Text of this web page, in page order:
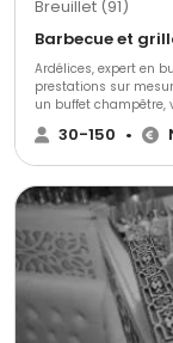
Breuillet (91)
Ardélices, expert en
prestations sur
un buffet champêtre,
vos envies. Idéal
collectivités,
30-150 •